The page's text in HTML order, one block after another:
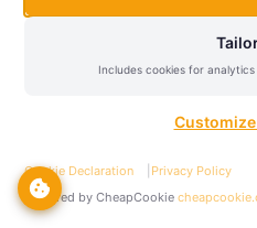
Alle dage: 09:00 - 22:00
Bestil hjælp
Private ydelser
Includes cookies for
Cookie Declaration
Privacy Policy
Powered by CheapCookie